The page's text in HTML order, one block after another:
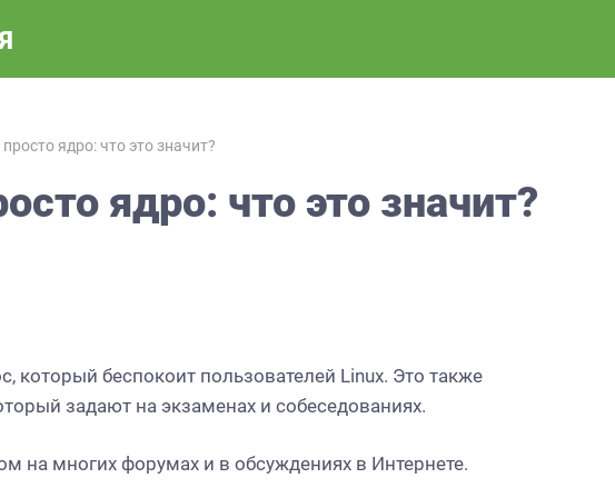
ядро: что это значит?
ядро: что это значит?
который беспокоит пользователей Linux. Это также
задают на экзаменах и собеседованиях.
на многих форумах и в обсуждениях в Интернете.
Проект KDE выпустил KDE
замер скорости интернета
без рекламы и лишней